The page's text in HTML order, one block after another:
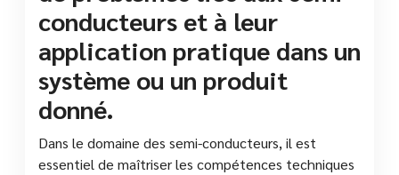
conducteurs et à leur
application pratique dans un
système ou un produit
donné.
Dans le domaine des semi-conducteurs, il est
essentiel de maîtriser les compétences techniques